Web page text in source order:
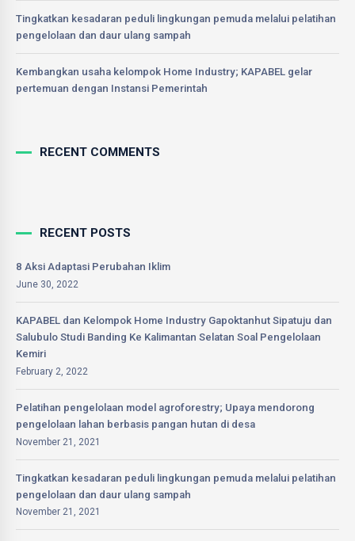
Tingkatkan kesadaran peduli lingkungan pemuda melalui pelatihan
pengelolaan dan daur ulang sampah
Kembangkan usaha kelompok Home Industry; KAPABEL gelar
pertemuan dengan Instansi Pemerintah
RECENT COMMENTS
RECENT POSTS
8 Aksi Adaptasi Perubahan Iklim
June 30, 2022
KAPABEL dan Kelompok Home Industry Gapoktanhut Sipatuju dan
Salubulo Studi Banding Ke Kalimantan Selatan Soal Pengelolaan
Kemiri
February 2, 2022
Pelatihan pengelolaan model agroforestry; Upaya mendorong
pengelolaan lahan berbasis pangan hutan di desa
November 21, 2021
Tingkatkan kesadaran peduli lingkungan pemuda melalui pelatihan
pengelolaan dan daur ulang sampah
November 21, 2021